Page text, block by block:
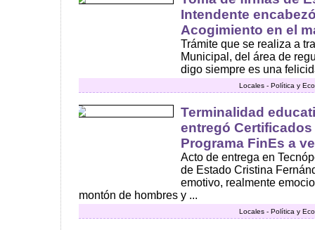
Intendente
Acogimiento en el
Trámite que se realiza a
Municipal, del área de
digo siempre es una
Locales - Política y
Terminalidad
entregó
Programa FinEs a
Acto de entrega en
de Estado Cristina
emotivo, realmente
montón de hombres y ...
Locales - Política y